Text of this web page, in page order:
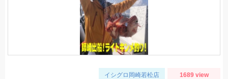
イシグロ岡崎若松店 1689 view